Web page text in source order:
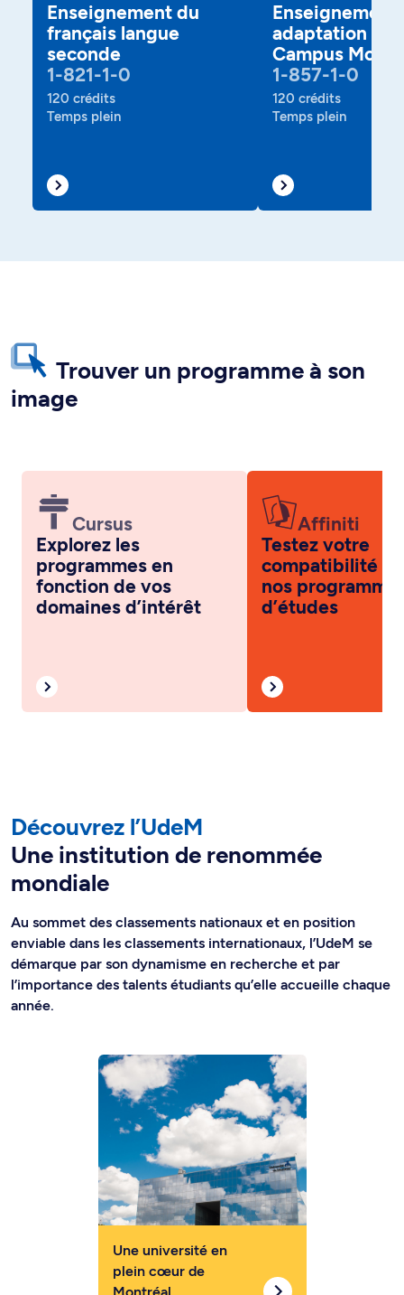
Enseignement du
français langue
seconde
1-821-1-0
120 crédits
Temps plein
Enseignement
adaptation
Campus
1-857-1-0
120 crédits
Temps plein
Trouver un programme à son
image
Cursus
Explorez les
programmes en
fonction de vos
domaines d’intérêt
Affiniti
Testez votre
compatibilité
nos
d’études
Découvrez l’UdeM
Une institution de renommée
mondiale
Au sommet des classements nationaux et en position
enviable dans les classements internationaux, l’UdeM se
démarque par son dynamisme en recherche et par
l’importance des talents étudiants qu’elle accueille chaque
année.
Une université en
plein cœur de